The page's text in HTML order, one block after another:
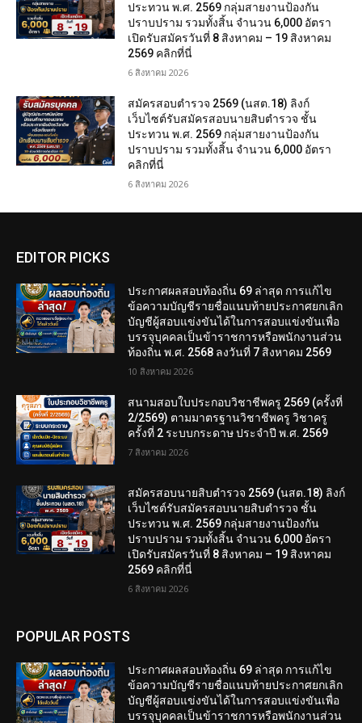
ประทวน พ.ศ. 2569 กลุ่มสายงานป้องกัน
ปราบปราม รวมทั้งสิ้น จำนวน 6,000 อัตรา
เปิดรับสมัครวันที่ 8 สิงหาคม – 19 สิงหาคม
2569 คลิกที่นี่
6 สิงหาคม 2026
สมัครสอบตํารวจ 2569 (นสต.18) ลิงก์
เว็บไซต์รับสมัครสอบนายสิบตำรวจ ชั้น
ประทวน พ.ศ. 2569 กลุ่มสายงานป้องกัน
ปราบปราม รวมทั้งสิ้น จำนวน 6,000 อัตรา
คลิกที่นี่
6 สิงหาคม 2026
EDITOR PICKS
ประกาศผลสอบท้องถิ่น 69 ล่าสุด การแก้ไข
ข้อความบัญชีรายชื่อแนบท้ายประกาศยกเลิก
บัญชีผู้สอบแข่งขันได้ในการสอบแข่งขันเพื่อ
บรรจุบุคคลเป็นข้าราชการหรือพนักงานส่วน
ท้องถิ่น พ.ศ. 2568 ลงวันที่ 7 สิงหาคม 2569
10 สิงหาคม 2026
สนามสอบใบประกอบวิชาชีพครู 2569 (ครั้งที่
2/2569) ตามมาตรฐานวิชาชีพครู วิชาครู
ครั้งที่ 2 ระบบกระดาษ ประจำปี พ.ศ. 2569
7 สิงหาคม 2026
สมัครสอบนายสิบตำรวจ 2569 (นสต.18) ลิงก์
เว็บไซต์รับสมัครสอบนายสิบตำรวจ ชั้น
ประทวน พ.ศ. 2569 กลุ่มสายงานป้องกัน
ปราบปราม รวมทั้งสิ้น จำนวน 6,000 อัตรา
เปิดรับสมัครวันที่ 8 สิงหาคม – 19 สิงหาคม
2569 คลิกที่นี่
6 สิงหาคม 2026
POPULAR POSTS
ประกาศผลสอบท้องถิ่น 69 ล่าสุด การแก้ไข
ข้อความบัญชีรายชื่อแนบท้ายประกาศยกเลิก
บัญชีผู้สอบแข่งขันได้ในการสอบแข่งขันเพื่อ
บรรจุบุคคลเป็นข้าราชการหรือพนักงานส่วน